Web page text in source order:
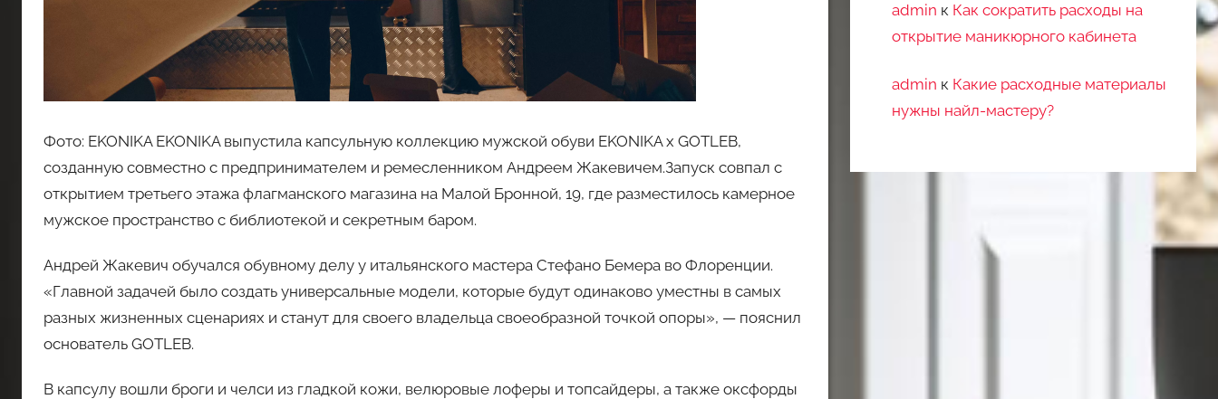
Фото: EKONIKA EKONIKA выпустила капсульную коллекцию мужской обуви EKONIKA x GOTLEB,
созданную совместно с предпринимателем и ремесленником Андреем Жакевичем.Запуск совпал с
открытием третьего этажа флагманского магазина на Малой Бронной, 19, где разместилось камерное
мужское пространство с библиотекой и секретным баром.
Андрей Жакевич обучался обувному делу у итальянского мастера Стефано Бемера во Флоренции.
«Главной задачей было создать универсальные модели, которые будут одинаково уместны в самых
разных жизненных сценариях и станут для своего владельца своеобразной точкой опоры», — пояснил
основатель GOTLEB.
В капсулу вошли броги и челси из гладкой кожи, велюровые лоферы и топсайдеры, а также оксфорды
admin к Как сократить расходы на
открытие маникюрного кабинета
admin к Какие расходные материалы
нужны найл-мастеру?